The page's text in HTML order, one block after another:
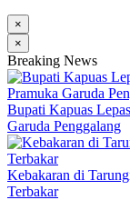
×
×
Breaking News
Bupati Kapuas
Garuda Penggalang
Kebakaran di
Terbakar